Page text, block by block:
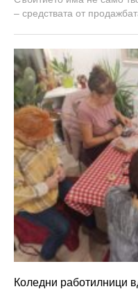
– средствата от
Коледни работилници